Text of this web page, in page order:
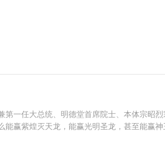
任大总统、明德堂首席院士、本体宗昭
赢紫煌灭天龙，能赢光明圣龙，甚至能赢